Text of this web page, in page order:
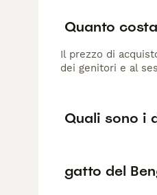
Quanto
Il prezzo di
dei genitori e al
Quali sono i
gatto del